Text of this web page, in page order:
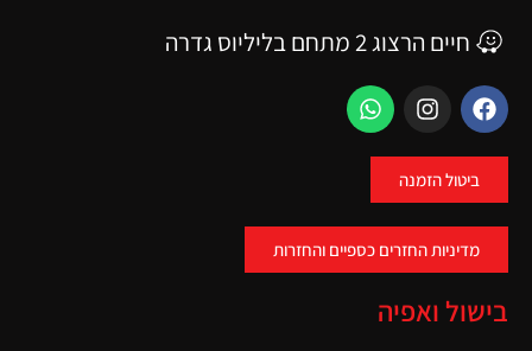
חיים הרצוג 2 מתחם בליליוס גדרה
ביטול הזמנה
מדיניות החזרים כספיים והחזרות
בישול ואפיה